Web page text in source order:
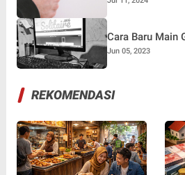
Cara Baru Main
Jun 05, 2023
REKOMENDASI